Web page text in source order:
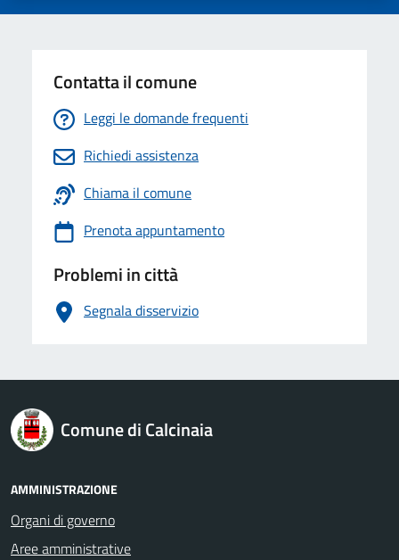
Contatta il comune
Leggi le domande frequenti
Richiedi assistenza
Chiama il comune
Prenota appuntamento
Problemi in città
Segnala disservizio
logo Unione Europea
Comune di Calcinaia
AMMINISTRAZIONE
Organi di governo
Aree amministrative